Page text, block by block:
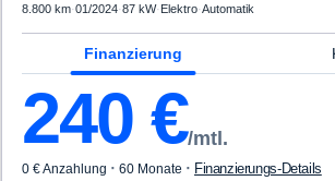
8.800 km·01/2024·87 kW· Elektro·Automatik
Finanzierung
240 €/mtl.
0 € Anzahlung · 60 Monate · Finanzierungs-Details